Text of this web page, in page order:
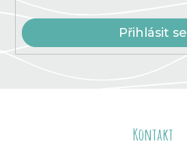
Přihlásit se
Kontakt